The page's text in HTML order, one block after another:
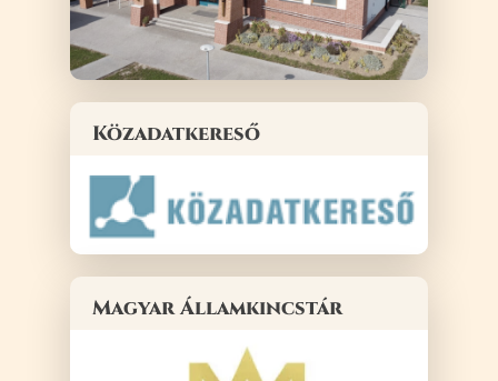
Közadatkereső
Magyar Államkincstár